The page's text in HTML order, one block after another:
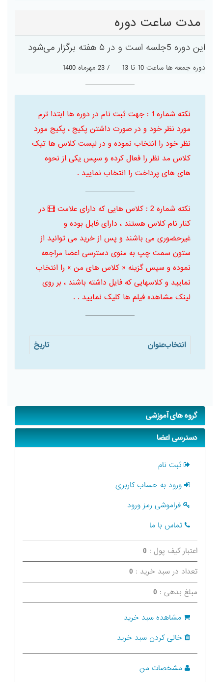
مدت ساعت دوره
این دوره 5جلسه است و در ۵ هفته برگزار می‌شود
دوره جمعه ها ساعت 10 تا 13 / 23 مهرماه 1400
نکته شماره 1 : جهت ثبت نام در دوره ها ابتدا ترم
مورد نظر خود و در صورت داشتن پکیج ، پکیج مورد
نظر خود را انتخاب نموده و در لیست کلاس ها تیک
کلاس مد نظر را فعال کرده و سپس یکی از نحوه
های های پرداخت را انتخاب نمایید .
نکته شماره 2 : کلاس هایی که دارای علامت
در
کنار نام کلاس هستند ، دارای فایل بوده و
غیرحضوری می باشند و پس از خرید می توانید از
ستون سمت چپ به منوی دسترسی اعضا مراجعه
نموده و سپس گزینه « کلاس های من » را انتخاب
نمایید و کلاسهایی که فایل داشته باشند ، بر روی
لینک مشاهده فیلم ها کلیک نمایید . .
انتخابعنوان تاریخ
گروه های آموزشی
دسترسی اعضا
ثبت نام
ورود به حساب کاربری
فراموشی رمز ورود
تماس با ما
اعتبار کیف پول : 0
تعداد در سبد خرید : 0
مبلغ بدهی : 0
مشاهده سبد خرید
خالی کردن سبد خرید
مشخصات من